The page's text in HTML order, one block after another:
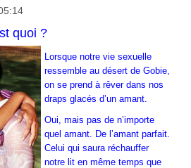
quoi ?
Lorsque notre vie sexuelle
ressemble au désert de Gobie,
on se prend à rêver dans nos
draps glacés d’un amant.
Oui, mais pas de n’importe
quel amant. De l’amant parfait.
Celui qui saura réchauffer
notre lit en même temps que